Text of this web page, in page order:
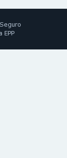
EPP